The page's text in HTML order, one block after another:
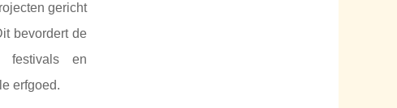
gericht
bevordert de
festivals en
erfgoed.